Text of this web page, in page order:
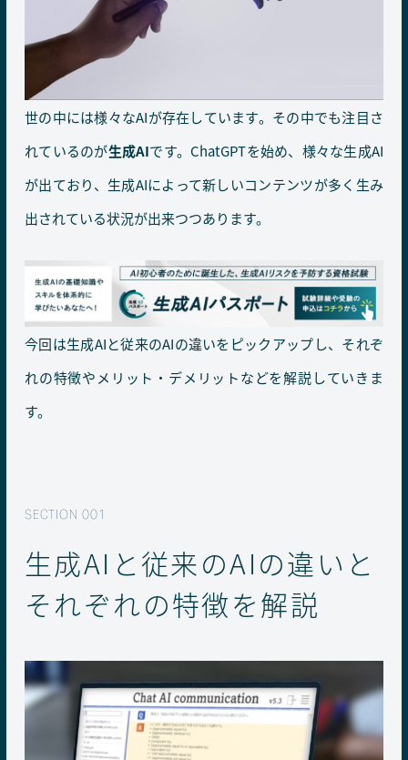
世の中には様々なAIが存在しています。その中でも注目さ
れているのが生成AIです。ChatGPTを始め、様々な生成AI
が出ており、生成AIによって新しいコンテンツが多く生み
出されている状況が出来つつあります。
今回は生成AIと従来のAIの違いをピックアップし、それぞ
れの特徴やメリット・デメリットなどを解説していきま
す。
生成AIと従来のAIの違いと
それぞれの特徴を解説